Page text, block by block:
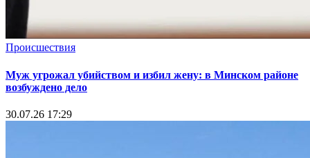
Происшествия
Муж угрожал убийством и избил жену: в Минском районе
возбуждено дело
30.07.26 17:29